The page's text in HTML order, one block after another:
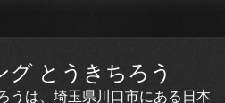
グ とうきちろう
うは、埼玉県川口市にある日本